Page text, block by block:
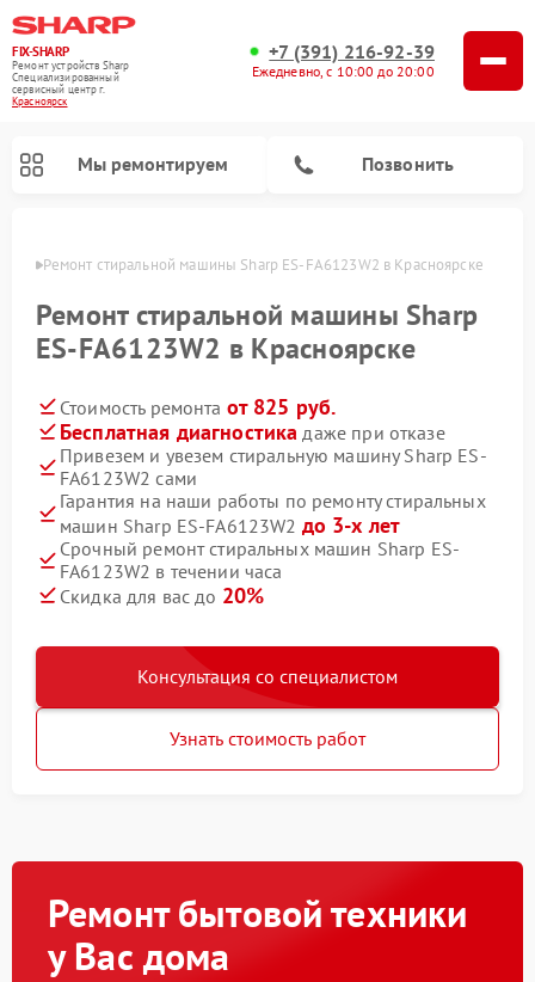
FIX-SHARP
Ремонт устройств Sharp
Специализированный
cервисный центр г.
Красноярск
+7 (391) 216-92-39
Ежедневно, с 10:00 до 20:00
Мы ремонтируем Позвонить
Ремонт стиральной машины Sharp ES-FA6123W2 в Красноярске
Ремонт стиральной машины Sharp
ES-FA6123W2 в Красноярске
Стоимость ремонта от 825 руб.
Бесплатная диагностика даже при отказе
Привезем и увезем стиральную машину Sharp ES-
FA6123W2 сами
Гарантия на наши работы по ремонту стиральных
машин Sharp ES-FA6123W2 до 3-х лет
Срочный ремонт стиральных машин Sharp ES-
FA6123W2 в течении часа
Скидка для вас до 20%
Консультация со специалистом
Узнать стоимость работ
Ремонт бытовой техники
у Вас дома